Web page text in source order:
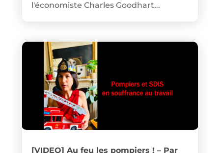
l'économiste Charles Goodhart...
[VIDEO] Au feu les pompiers ! – Par